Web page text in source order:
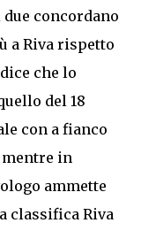
concordano
a Riva rispetto
che lo
del 18
con a fianco
in
ammette
classifica Riva